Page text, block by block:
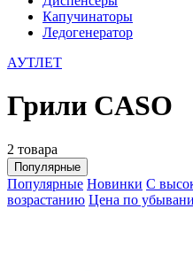
Капучинаторы
Ледогенератор
АУТЛЕТ
Грили CASO
2 товара
Популярные
Популярные Новинки С
возрастанию Цена по